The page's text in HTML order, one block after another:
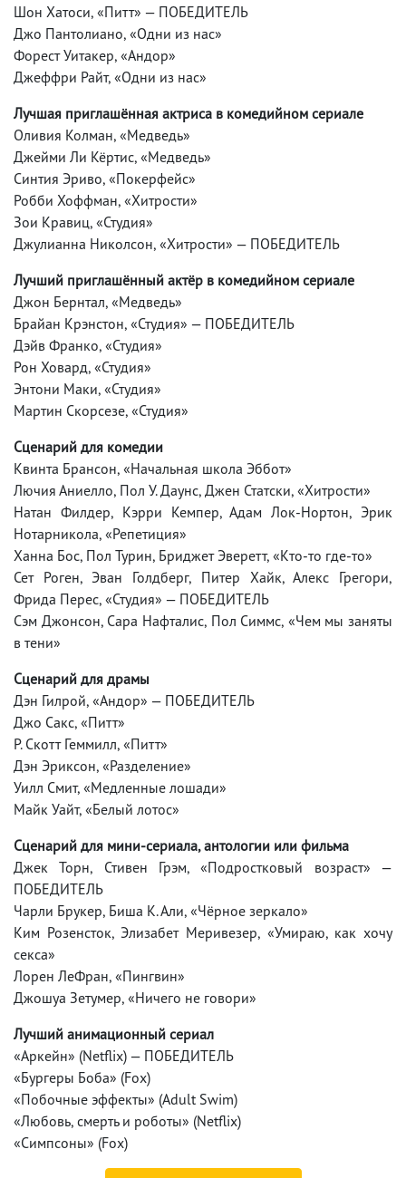
Шон Хатоси, «Питт» — ПОБЕДИТЕЛЬ
Джо Пантолиано, «Одни из нас»
Форест Уитакер, «Андор»
Джеффри Райт, «Одни из нас»
Лучшая приглашённая актриса в комедийном сериале
Оливия Колман, «Медведь»
Джейми Ли Кёртис, «Медведь»
Синтия Эриво, «Покерфейс»
Робби Хоффман, «Хитрости»
Зои Кравиц, «Студия»
Джулианна Николсон, «Хитрости» — ПОБЕДИТЕЛЬ
Лучший приглашённый актёр в комедийном сериале
Джон Бернтал, «Медведь»
Брайан Крэнстон, «Студия» — ПОБЕДИТЕЛЬ
Дэйв Франко, «Студия»
Рон Ховард, «Студия»
Энтони Маки, «Студия»
Мартин Скорсезе, «Студия»
Сценарий для комедии
Квинта Брансон, «Начальная школа Эббот»
Лючия Аниелло, Пол У. Даунс, Джен Статски, «Хитрости»
Натан Филдер, Кэрри Кемпер, Адам Лок-Нортон, Эрик
Нотарникола, «Репетиция»
Ханна Бос, Пол Турин, Бриджет Эверетт, «Кто-то где-то»
Сет Роген, Эван Голдберг, Питер Хайк, Алекс Грегори,
Фрида Перес, «Студия» — ПОБЕДИТЕЛЬ
Сэм Джонсон, Сара Нафталис, Пол Симмс, «Чем мы заняты
в тени»
Сценарий для драмы
Дэн Гилрой, «Андор» — ПОБЕДИТЕЛЬ
Джо Сакс, «Питт»
Р. Скотт Геммилл, «Питт»
Дэн Эриксон, «Разделение»
Уилл Смит, «Медленные лошади»
Майк Уайт, «Белый лотос»
Сценарий для мини-сериала, антологии или фильма
Джек Торн, Стивен Грэм, «Подростковый возраст» —
ПОБЕДИТЕЛЬ
Чарли Брукер, Биша К. Али, «Чёрное зеркало»
Ким Розенсток, Элизабет Меривезер, «Умираю, как хочу
секса»
Лорен ЛеФран, «Пингвин»
Джошуа Зетумер, «Ничего не говори»
Лучший анимационный сериал
«Аркейн» (Netflix) — ПОБЕДИТЕЛЬ
«Бургеры Боба» (Fox)
«Побочные эффекты» (Adult Swim)
«Любовь, смерть и роботы» (Netflix)
«Симпсоны» (Fox)